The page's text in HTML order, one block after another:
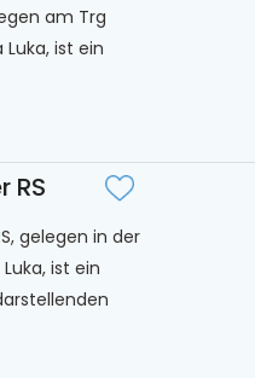
am Trg
Luka, ist ein
RS
gelegen in der
ist ein